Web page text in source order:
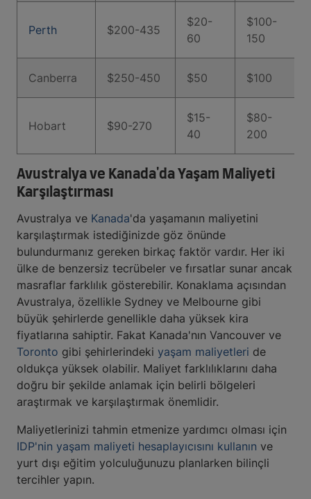
Perth $200-435
$20-
60
$100-
150
Canberra $250-450 $50 $100
Hobart $90-270
$15-
40
$80-
200
Avustralya ve Kanada'da Yaşam Maliyeti
Karşılaştırması
Avustralya ve Kanada'da yaşamanın maliyetini
karşılaştırmak istediğinizde göz önünde
bulundurmanız gereken birkaç faktör vardır. Her iki
ülke de benzersiz tecrübeler ve fırsatlar sunar ancak
masraflar farklılık gösterebilir. Konaklama açısından
Avustralya, özellikle Sydney ve Melbourne gibi
büyük şehirlerde genellikle daha yüksek kira
fiyatlarına sahiptir. Fakat Kanada'nın Vancouver ve
Toronto gibi şehirlerindeki yaşam maliyetleri de
oldukça yüksek olabilir. Maliyet farklılıklarını daha
doğru bir şekilde anlamak için belirli bölgeleri
araştırmak ve karşılaştırmak önemlidir.
Maliyetlerinizi tahmin etmenize yardımcı olması için
IDP'nin yaşam maliyeti hesaplayıcısını kullanın ve
yurt dışı eğitim yolculuğunuzu planlarken bilinçli
tercihler yapın.